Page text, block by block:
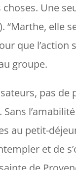
Une
“Marthe, elle
que l’action
groupe.
pas de
au petit-
et de